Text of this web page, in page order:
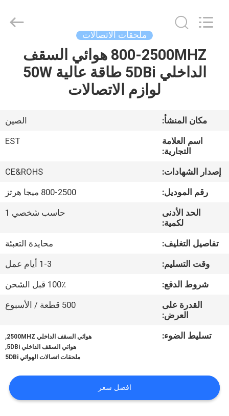
أشرطة
فيديو
معلومات
جولة
في
المعمل
رقابة
جودة
اتصل
أخبار
ELECTRONICS(HK)
CO.,LTD.
ملحقات الاتصالات
800-2500MHZ هوائي السقف
الداخلي 5DBi طاقة عالية 50W
لوازم الاتصالات
مكان المنشأ:
الصين
اسم العلامة
التجارية:
EST
إصدار الشهادات:
CE&ROHS
رقم الموديل:
800-2500 ميجا هرتز
الحد الأدنى
لكمية:
حاسب شخصي 1
تفاصيل التغليف:
محايدة التعبئة
وقت التسليم:
1-3 أيام عمل
شروط الدفع:
100٪ قبل الشحن
القدرة على
العرض:
500 قطعة / الأسبوع
تسليط الضوء: هوائي السقف الداخلي 2500MHZ ,
هوائي السقف الداخلي 5DBi ,
ملحقات اتصالات الهوائي 5DBi
افضل سعر